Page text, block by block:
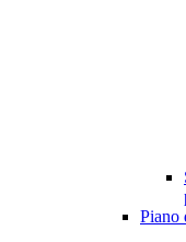
Piano